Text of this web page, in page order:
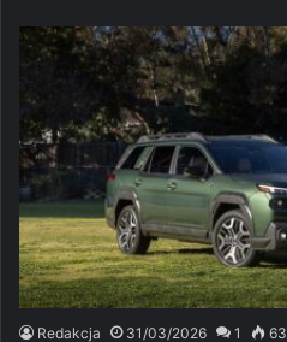
Redakcja 31/03/2026 1 63